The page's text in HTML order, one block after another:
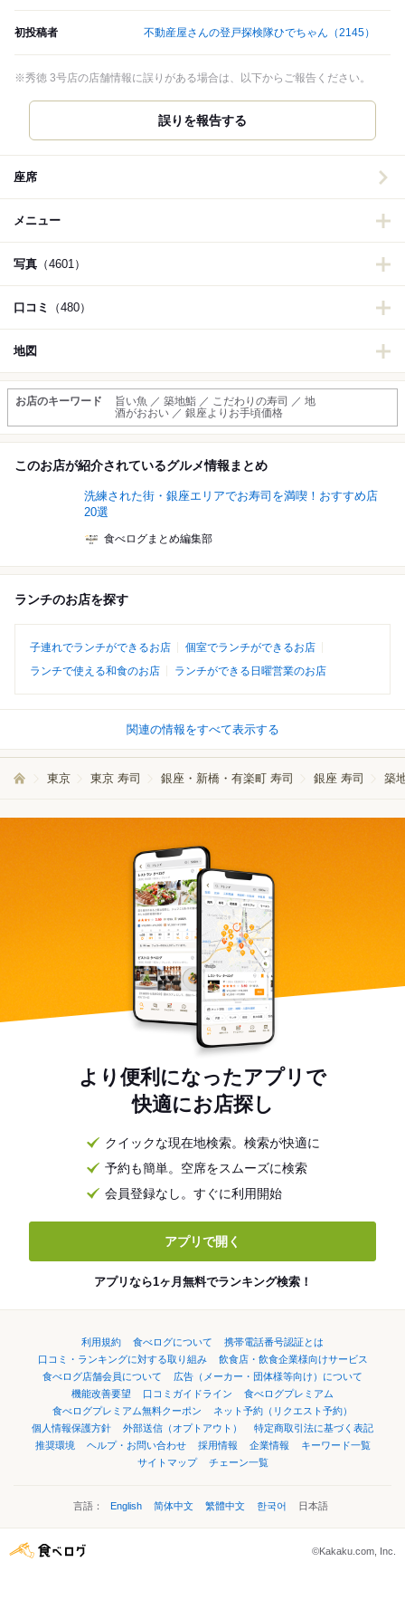
初投稿者 不動産屋さんの登戸探検隊ひでちゃん （2145）
※秀徳 3号店の店舗情報に誤りがある場合は、以下からご報告ください。
誤りを報告する
座席
メニュー
写真 （4601）
口コミ （480）
地図
お店のキーワード
旨い魚 ／ 築地鮨 ／ こだわりの寿司 ／ 地
酒がおおい ／ 銀座よりお手頃価格
このお店が紹介されているグルメ情報まとめ
洗練された街・銀座エリアでお寿司を満喫！おすすめ店
20選
食べログまとめ編集部
ランチのお店を探す
子連れでランチができるお店
個室でランチができるお店
ランチで使える和食のお店
ランチができる日曜営業のお店
関連の情報をすべて表示する
東京 東京 寿司 銀座・新橋・有楽町 寿司 銀座 寿司 築
より便利になったアプリで
快適にお店探し
クイックな現在地検索。検索が快適に
予約も簡単。空席をスムーズに検索
会員登録なし。すぐに利用開始
アプリで開く
アプリなら1ヶ月無料でランキング検索！
利用規約 食べログについて
携帯電話番号認証とは
口コミ・ランキングに対する取り組み
飲食店・飲食企業様向けサービス
食べログ店舗会員について
広告（メーカー・団体様等向け）について
機能改善要望
口コミガイドライン
食べログプレミアム
食べログプレミアム無料クーポン
ネット予約（リクエスト予約）
個人情報保護方針
外部送信（オプトアウト）
特定商取引法に基づく表記
推奨環境
ヘルプ・お問い合わせ 採用情報 企業情報
キーワード一覧
サイトマップ
チェーン一覧
言語： English 简体中文 繁體中文 한국어 日本語
©Kakaku.com, Inc.